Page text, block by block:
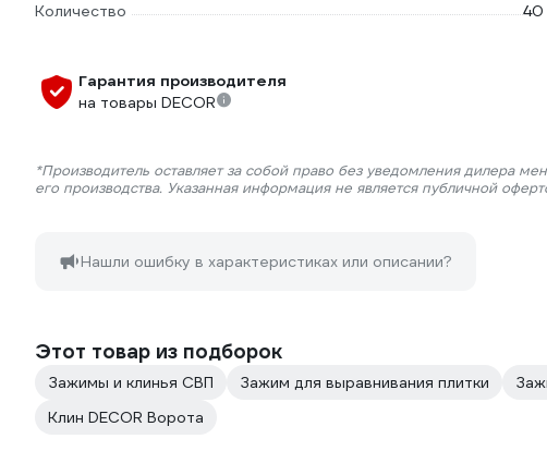
Количество
40
Гарантия производителя
на товары DECOR
*Производитель оставляет за собой право без уведомления дилера
его производства. Указанная информация не является публичной
Нашли ошибку в характеристиках или описании?
Этот товар из подборок
Зажимы и клинья СВП Зажим для выравнивания плитки
Клин DECOR Ворота